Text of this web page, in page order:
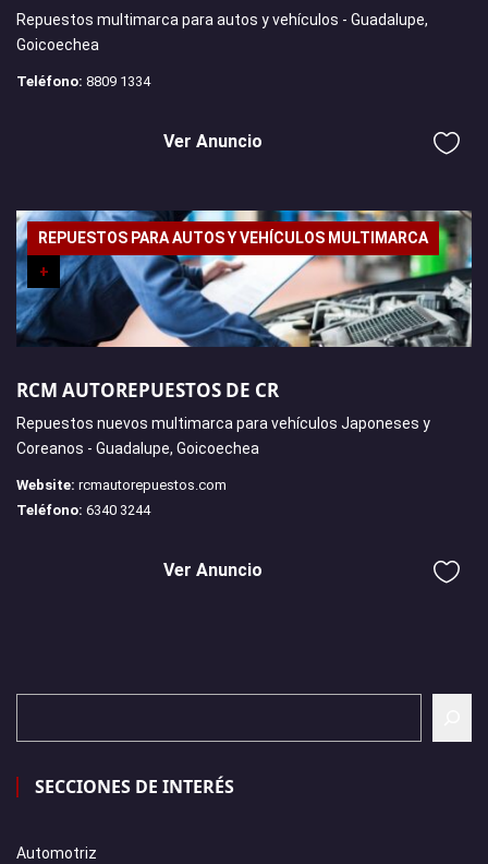
Repuestos multimarca para autos y vehículos - Guadalupe,
Goicoechea
Teléfono: 8809 1334
Ver Anuncio
REPUESTOS PARA AUTOS Y VEHÍCULOS MULTIMARCA
+
RCM AUTOREPUESTOS DE CR
Repuestos nuevos multimarca para vehículos Japoneses y
Coreanos - Guadalupe, Goicoechea
Website: rcmautorepuestos.com
Teléfono: 6340 3244
Ver Anuncio
SECCIONES DE INTERÉS
Automotriz